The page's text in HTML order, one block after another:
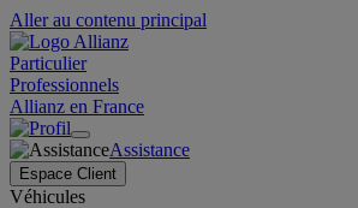
Aller au contenu principal
Particulier
Professionnels
Allianz en France
Assistance
Espace Client
Véhicules